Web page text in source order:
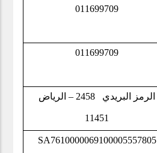
011699709
011699709
الرمز البريدي الرياض
11451
SA7610000069100005557805